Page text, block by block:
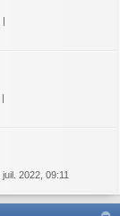
juil. 2022, 09:11